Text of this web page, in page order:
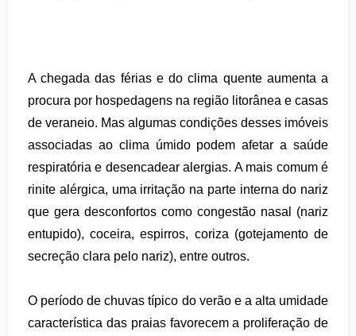
A chegada das férias e do clima quente aumenta a
procura por hospedagens na região litorânea e casas
de veraneio. Mas algumas condições desses imóveis
associadas ao clima úmido podem afetar a saúde
respiratória e desencadear alergias. A mais comum é
rinite alérgica, uma irritação na parte interna do nariz
que gera desconfortos como congestão nasal (nariz
entupido), coceira, espirros, coriza (gotejamento de
secreção clara pelo nariz), entre outros.
O período de chuvas típico do verão e a alta umidade
característica das praias favorecem a proliferação de